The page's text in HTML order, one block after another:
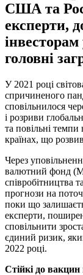
США та
експерти,
головні
У 2021 році
спричиненого
сповільнилося
і розриви
та повільні темпи
країнах, що
Через
валютний фонд
співробітництва
прогнози на
поки що
експерти,
сповільнити
єдиний ризик,
2022 році.
Стійкі до вакцин